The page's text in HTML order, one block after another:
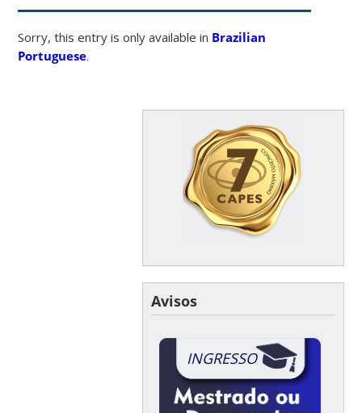
Sorry, this entry is only available in Brazilian
Portuguese.
Avisos
INGRESSO